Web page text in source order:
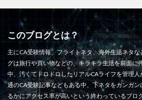
このブログとは？
主にCA受験情報、フライトネタ、海外生活ネタ
グは旅行や買い物などの、キラキラ生活を前面に
中、汚くてドロドロしたリアルCAライフを管理
通のCA受験記事などもある中、下ネタをガンガ
るかにアクセス率が高いという終わっているブロ